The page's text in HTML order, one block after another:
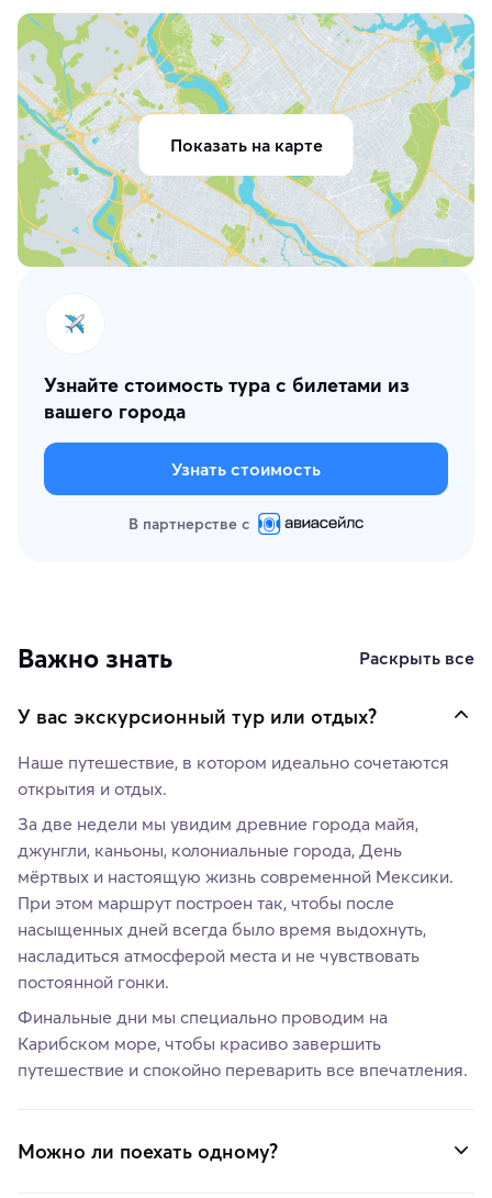
Показать на карте
Узнайте стоимость тура с билетами из
вашего города
Узнать стоимость
В партнерстве с
Важно знать Раскрыть все
У вас экскурсионный тур или отдых?
Наше путешествие, в котором идеально сочетаются
открытия и отдых.
За две недели мы увидим древние города майя,
джунгли, каньоны, колониальные города, День
мёртвых и настоящую жизнь современной Мексики.
При этом маршрут построен так, чтобы после
насыщенных дней всегда было время выдохнуть,
насладиться атмосферой места и не чувствовать
постоянной гонки.
Финальные дни мы специально проводим на
Карибском море, чтобы красиво завершить
путешествие и спокойно переварить все впечатления.
Можно ли поехать одному?